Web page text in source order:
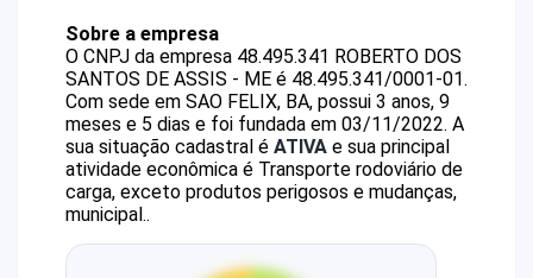
Sobre a empresa
O CNPJ da empresa 48.495.341 ROBERTO DOS
SANTOS DE ASSIS - ME é 48.495.341/0001-01.
Com sede em SAO FELIX, BA, possui 3 anos, 9
meses e 5 dias e foi fundada em 03/11/2022. A
sua situação cadastral é ATIVA e sua principal
atividade econômica é Transporte rodoviário de
carga, exceto produtos perigosos e mudanças,
municipal..